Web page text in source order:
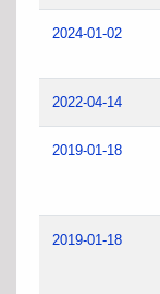
2024-01-02
2022-04-14
2019-01-18
2019-01-18